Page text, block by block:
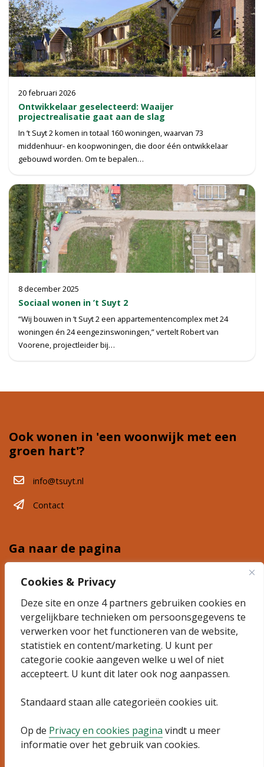
Cookies & Privacy
Deze site en onze 4 partners gebruiken cookies en
vergelijkbare technieken om persoonsgegevens te
verwerken voor het functioneren van de website,
statistiek en content/marketing. U kunt per
categorie cookie aangeven welke u wel of niet
accepteert. U kunt dit later ook nog aanpassen.
Standaard staan alle categorieën cookies uit.
Op de Privacy en cookies pagina vindt u meer
informatie over het gebruik van cookies.
Ontwikkelaar geselecteerd: Waaijer
projectrealisatie gaat aan de slag
20 februari 2026
In ’t Suyt 2 komen in totaal 160 woningen, waarvan 73
middenhuur- en koopwoningen, die door één ontwikkelaar
gebouwd worden. Om te bepalen…
Sociaal wonen in ’t Suyt 2
8 december 2025
“Wij bouwen in ’t Suyt 2 een appartementencomplex met 24
woningen én 24 eengezinswoningen,” vertelt Robert van
Voorene, projectleider bij…
Ook wonen in 'een woonwijk met een
groen hart'?
info@tsuyt.nl
Contact
Ga naar de pagina
Plannen
Ontdek 't Suyt 2
Actueel
Algemeen
Sitemap
Privacyverklaring
Toegankelijkheidsverklaring